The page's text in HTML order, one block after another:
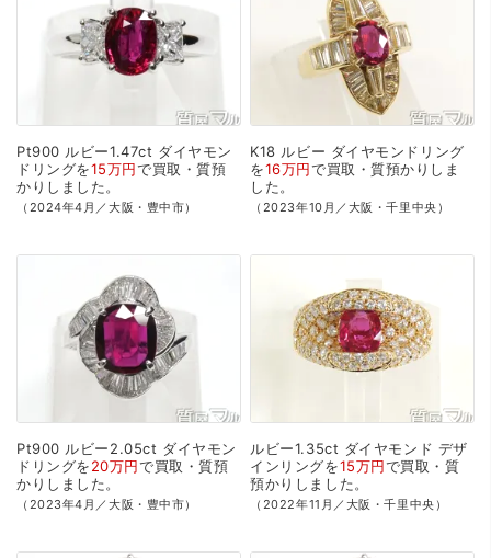
Pt900 ルビー1.47ct ダイヤモン
ドリングを15万円で買取・質預
かり しました。
（2024年4月／大阪・豊中市）
K18 ルビー ダイヤモンドリング
を16万円で買取・質預かり しま
した。
（2023年10月／大阪・千里中央）
Pt900 ルビー2.05ct ダイヤモン
ドリングを20万円で買取・質預
かり しました。
（2023年4月／大阪・豊中市）
ルビー1.35ct ダイヤモンド デザ
インリングを15万円で買取・質
預かり しました。
（2022年11月／大阪・千里中央）